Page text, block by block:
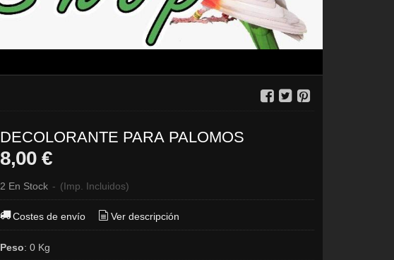
DECOLORANTE PARA PALOMOS
8,00 €
2 En Stock - (Imp. Incluidos)
Costes de envío Ver descripción
Peso: 0 Kg